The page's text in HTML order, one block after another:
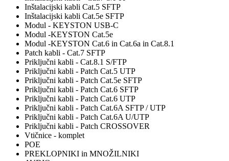
Inštalacijski kabli Cat.5 SFTP
Inštalacijski kabli Cat.5e SFTP
Modul - KEYSTON USB-C
Modul -KEYSTON Cat.5e
Modul -KEYSTON Cat.6 in Cat.6a in Cat.8.1
Patch kabli - Cat.7 SFTP
Priključni kabli - Cat.8.1 S/FTP
Priključni kabli - Patch Cat.5 UTP
Priključni kabli - Patch Cat.5e SFTP
Priključni kabli - Patch Cat.6 SFTP
Priključni kabli - Patch Cat.6 UTP
Priključni kabli - Patch Cat.6A SFTP / UTP
Priključni kabli - Patch Cat.6A U/UTP
Priključni kabli - Patch CROSSOVER
Vtičnice - komplet
POE
PREKLOPNIKI in MNOŽILNIKI